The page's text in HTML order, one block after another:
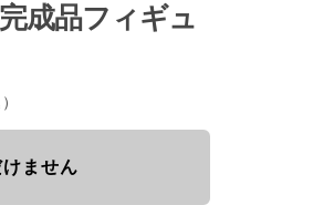
成品フィギュ
ません